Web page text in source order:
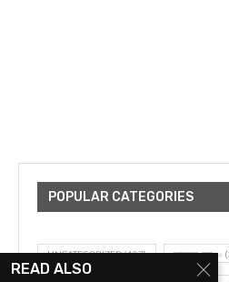
POPULAR CATEGORIES
UNCATEGORIZED(107) আজকের সেরা ১০
READ ALSO